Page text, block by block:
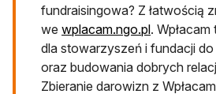
fundraisingowa? Z łatwością
we wplacam.ngo.pl.
dla stowarzyszeń i fundacji
oraz budowania dobrych
Zbieranie darowizn z